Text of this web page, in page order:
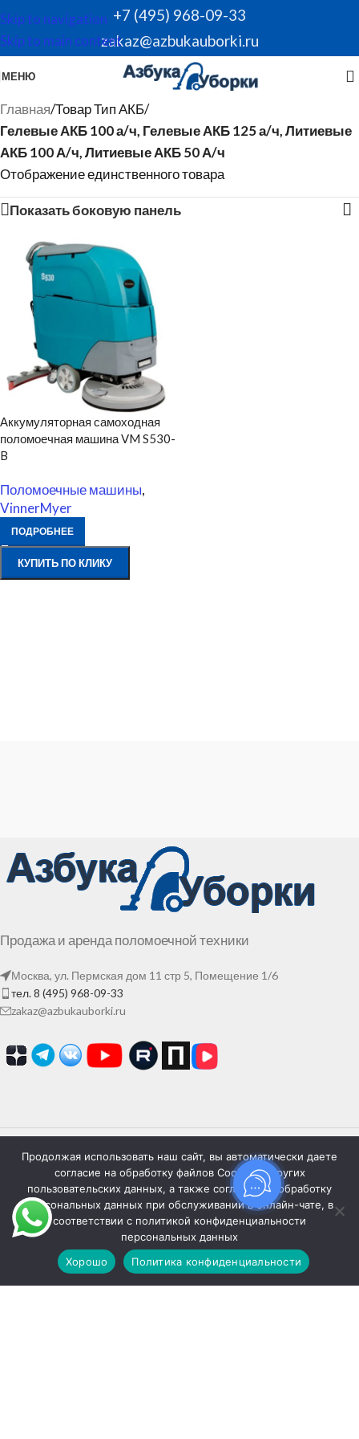
Skip to navigation
Skip to main content
+7 (495) 968-09-33
zakaz@azbukauborki.ru
МЕНЮ
Главная/Товар Тип АКБ/
Гелевые АКБ 100 а/ч, Гелевые АКБ 125 а/ч, Литиевые
АКБ 100 А/ч, Литиевые АКБ 50 А/ч
Отображение единственного товара
Показать боковую панель
Аккумуляторная самоходная
поломоечная машина VM S530-
B
Поломоечные машины,
VinnerMyer
ПОДРОБНЕЕ
КУПИТЬ ПО КЛИКУ
Продажа и аренда поломоечной техники
Москва, ул. Пермская дом 11 стр 5, Помещение 1/6
тел. 8 (495) 968-09-33
zakaz@azbukauborki.ru
ПУБЛИКАЦИИ
СТРАНИЦЫ
Заполняя любые формы на сайте, вы автоматически
даете согласие на обработку персональных данных и
соглашаетесь cполитикой конфиденциальности
Заказ
Мой аккаунт
Продолжая использовать наш сайт, вы автоматически даете
согласие на обработку файлов Cookies и других
пользовательских данных, а также согласие на обработку
персональных данных при обслуживании в онлайн-чате, в
соответствии с политикой конфиденциальности
персональных данных
Хорошо
Политика конфиденциальности